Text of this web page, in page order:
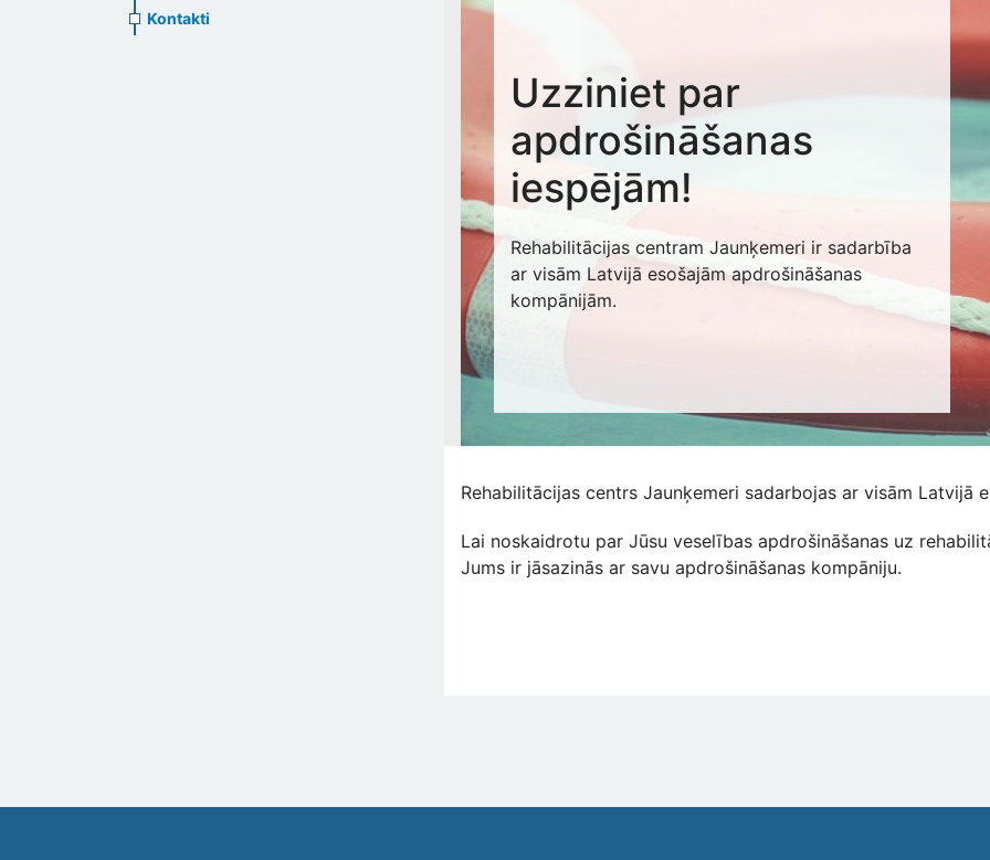
Kontakti
Uzziniet par
apdrošināšanas
iespējām!
Rehabilitācijas centram Jaunķemeri ir sadarbība
ar visām Latvijā esošajām apdrošināšanas
kompānijām.
Rehabilitācijas centrs Jaunķemeri sadarbojas ar visām Latvijā
Lai noskaidrotu par Jūsu veselības apdrošināšanas uz
Jums ir jāsazinās ar savu apdrošināšanas kompāniju.